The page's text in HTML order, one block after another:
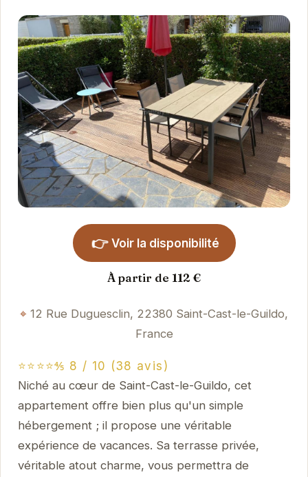
👉 Voir la disponibilité
À partir de 112 €
12 Rue Duguesclin, 22380 Saint-Cast-le-Guildo,
France
⭐⭐⭐⭐⅘ 8 / 10 (38 avis)
Niché au cœur de Saint-Cast-le-Guildo, cet
appartement offre bien plus qu'un simple
hébergement ; il propose une véritable
expérience de vacances. Sa terrasse privée,
véritable atout charme, vous permettra de